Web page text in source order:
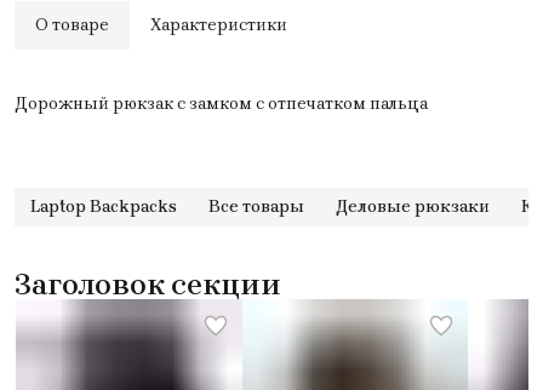
О товаре Характеристики
Дорожный рюкзак с замком с отпечатком пальца
Laptop Backpacks Все товары Деловые рюкзаки
Заголовок секции